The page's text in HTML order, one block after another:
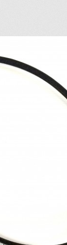
QUE VOUS
NOTRE SITE…